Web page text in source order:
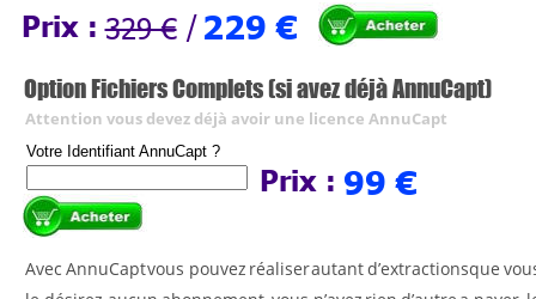
Attention vous devez déjà avoir une licence AnnuCapt
Prix : 99 €
Option Fichiers Complets (si avez déjà AnnuCapt)
Prix : 329 € /229 €
Votre Identifiant AnnuCapt ?
Avec AnnuCaptvous pouvez réaliserautantd’extractionsque